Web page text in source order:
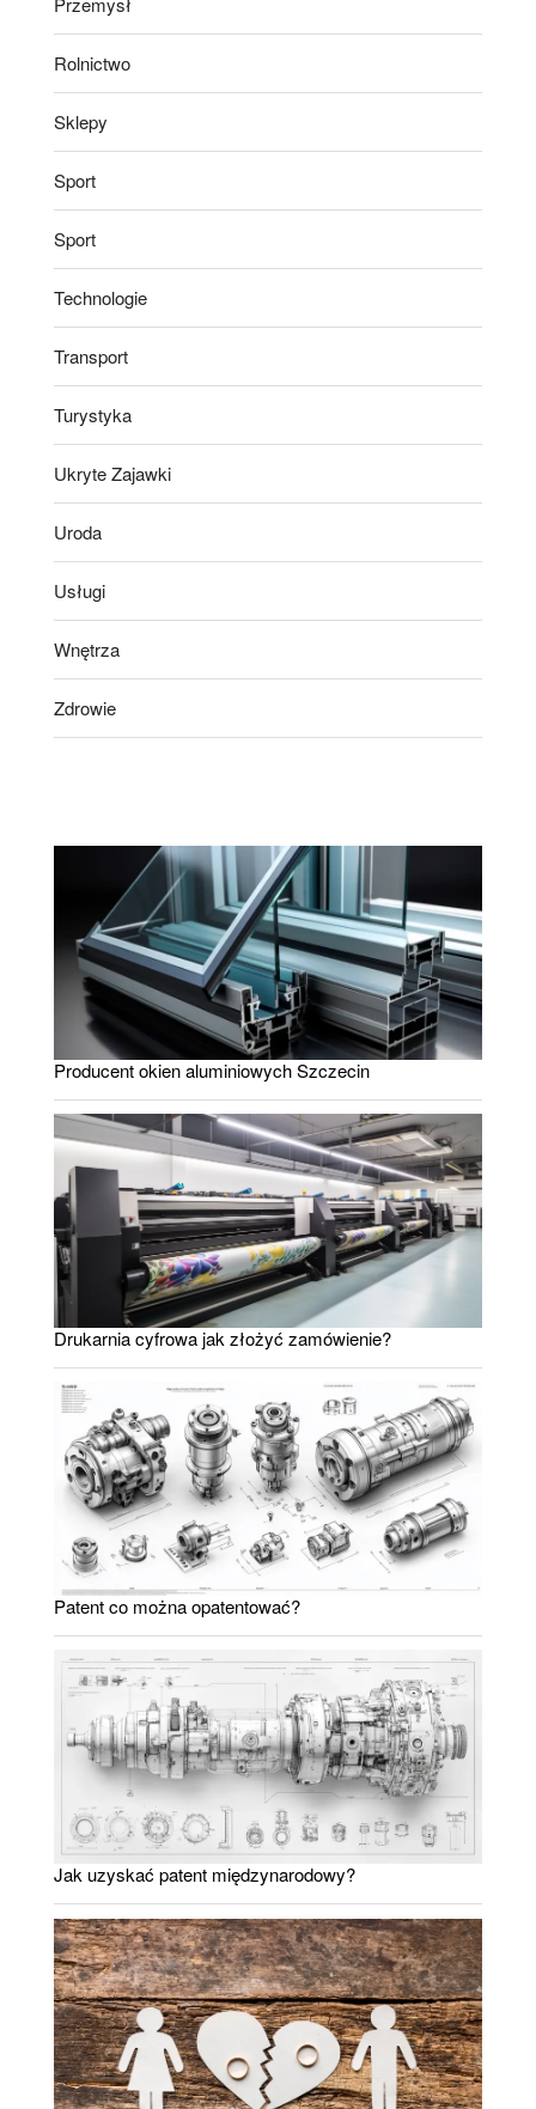
Rolnictwo
Sklepy
Sport
Sport
Technologie
Transport
Turystyka
Ukryte Zajawki
Uroda
Usługi
Wnętrza
Zdrowie
Producent okien aluminiowych Szczecin
Drukarnia cyfrowa jak złożyć zamówienie?
Patent co można opatentować?
Jak uzyskać patent międzynarodowy?